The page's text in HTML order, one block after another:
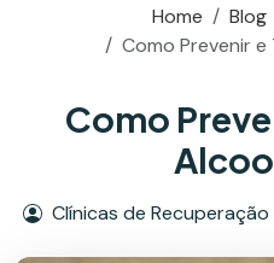
Home Blog
Como Prevenir
Como
Clínicas de Recuperação